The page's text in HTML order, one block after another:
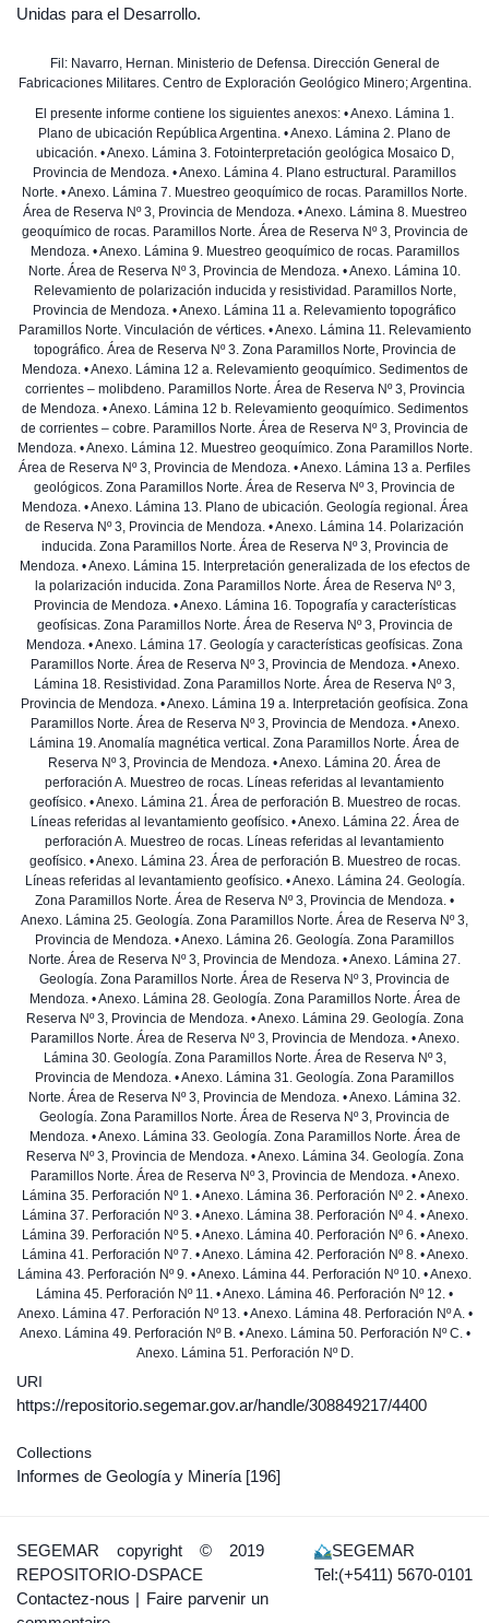
Unidas para el Desarrollo.
Fil: Navarro, Hernan. Ministerio de Defensa. Dirección General de
Fabricaciones Militares. Centro de Exploración Geológico Minero; Argentina.
El presente informe contiene los siguientes anexos: • Anexo. Lámina 1.
Plano de ubicación República Argentina. • Anexo. Lámina 2. Plano de
ubicación. • Anexo. Lámina 3. Fotointerpretación geológica Mosaico D,
Provincia de Mendoza. • Anexo. Lámina 4. Plano estructural. Paramillos
Norte. • Anexo. Lámina 7. Muestreo geoquímico de rocas. Paramillos Norte.
Área de Reserva Nº 3, Provincia de Mendoza. • Anexo. Lámina 8. Muestreo
geoquímico de rocas. Paramillos Norte. Área de Reserva Nº 3, Provincia de
Mendoza. • Anexo. Lámina 9. Muestreo geoquímico de rocas. Paramillos
Norte. Área de Reserva Nº 3, Provincia de Mendoza. • Anexo. Lámina 10.
Relevamiento de polarización inducida y resistividad. Paramillos Norte,
Provincia de Mendoza. • Anexo. Lámina 11 a. Relevamiento topográfico
Paramillos Norte. Vinculación de vértices. • Anexo. Lámina 11. Relevamiento
topográfico. Área de Reserva Nº 3. Zona Paramillos Norte, Provincia de
Mendoza. • Anexo. Lámina 12 a. Relevamiento geoquímico. Sedimentos de
corrientes – molibdeno. Paramillos Norte. Área de Reserva Nº 3, Provincia
de Mendoza. • Anexo. Lámina 12 b. Relevamiento geoquímico. Sedimentos
de corrientes – cobre. Paramillos Norte. Área de Reserva Nº 3, Provincia de
Mendoza. • Anexo. Lámina 12. Muestreo geoquímico. Zona Paramillos Norte.
Área de Reserva Nº 3, Provincia de Mendoza. • Anexo. Lámina 13 a. Perfiles
geológicos. Zona Paramillos Norte. Área de Reserva Nº 3, Provincia de
Mendoza. • Anexo. Lámina 13. Plano de ubicación. Geología regional. Área
de Reserva Nº 3, Provincia de Mendoza. • Anexo. Lámina 14. Polarización
inducida. Zona Paramillos Norte. Área de Reserva Nº 3, Provincia de
Mendoza. • Anexo. Lámina 15. Interpretación generalizada de los efectos de
la polarización inducida. Zona Paramillos Norte. Área de Reserva Nº 3,
Provincia de Mendoza. • Anexo. Lámina 16. Topografía y características
geofísicas. Zona Paramillos Norte. Área de Reserva Nº 3, Provincia de
Mendoza. • Anexo. Lámina 17. Geología y características geofísicas. Zona
Paramillos Norte. Área de Reserva Nº 3, Provincia de Mendoza. • Anexo.
Lámina 18. Resistividad. Zona Paramillos Norte. Área de Reserva Nº 3,
Provincia de Mendoza. • Anexo. Lámina 19 a. Interpretación geofísica. Zona
Paramillos Norte. Área de Reserva Nº 3, Provincia de Mendoza. • Anexo.
Lámina 19. Anomalía magnética vertical. Zona Paramillos Norte. Área de
Reserva Nº 3, Provincia de Mendoza. • Anexo. Lámina 20. Área de
perforación A. Muestreo de rocas. Líneas referidas al levantamiento
geofísico. • Anexo. Lámina 21. Área de perforación B. Muestreo de rocas.
Líneas referidas al levantamiento geofísico. • Anexo. Lámina 22. Área de
perforación A. Muestreo de rocas. Líneas referidas al levantamiento
geofísico. • Anexo. Lámina 23. Área de perforación B. Muestreo de rocas.
Líneas referidas al levantamiento geofísico. • Anexo. Lámina 24. Geología.
Zona Paramillos Norte. Área de Reserva Nº 3, Provincia de Mendoza. •
Anexo. Lámina 25. Geología. Zona Paramillos Norte. Área de Reserva Nº 3,
Provincia de Mendoza. • Anexo. Lámina 26. Geología. Zona Paramillos
Norte. Área de Reserva Nº 3, Provincia de Mendoza. • Anexo. Lámina 27.
Geología. Zona Paramillos Norte. Área de Reserva Nº 3, Provincia de
Mendoza. • Anexo. Lámina 28. Geología. Zona Paramillos Norte. Área de
Reserva Nº 3, Provincia de Mendoza. • Anexo. Lámina 29. Geología. Zona
Paramillos Norte. Área de Reserva Nº 3, Provincia de Mendoza. • Anexo.
Lámina 30. Geología. Zona Paramillos Norte. Área de Reserva Nº 3,
Provincia de Mendoza. • Anexo. Lámina 31. Geología. Zona Paramillos
Norte. Área de Reserva Nº 3, Provincia de Mendoza. • Anexo. Lámina 32.
Geología. Zona Paramillos Norte. Área de Reserva Nº 3, Provincia de
Mendoza. • Anexo. Lámina 33. Geología. Zona Paramillos Norte. Área de
Reserva Nº 3, Provincia de Mendoza. • Anexo. Lámina 34. Geología. Zona
Paramillos Norte. Área de Reserva Nº 3, Provincia de Mendoza. • Anexo.
Lámina 35. Perforación Nº 1. • Anexo. Lámina 36. Perforación Nº 2. • Anexo.
Lámina 37. Perforación Nº 3. • Anexo. Lámina 38. Perforación Nº 4. • Anexo.
Lámina 39. Perforación Nº 5. • Anexo. Lámina 40. Perforación Nº 6. • Anexo.
Lámina 41. Perforación Nº 7. • Anexo. Lámina 42. Perforación Nº 8. • Anexo.
Lámina 43. Perforación Nº 9. • Anexo. Lámina 44. Perforación Nº 10. • Anexo.
Lámina 45. Perforación Nº 11. • Anexo. Lámina 46. Perforación Nº 12. •
Anexo. Lámina 47. Perforación Nº 13. • Anexo. Lámina 48. Perforación Nº A. •
Anexo. Lámina 49. Perforación Nº B. • Anexo. Lámina 50. Perforación Nº C. •
Anexo. Lámina 51. Perforación Nº D.
URI
https://repositorio.segemar.gov.ar/handle/308849217/4400
Collections
Informes de Geología y Minería [196]
SEGEMAR copyright © 2019
REPOSITORIO-DSPACE
Contactez-nous | Faire parvenir un
SEGEMAR
Tel:(+5411) 5670-0101